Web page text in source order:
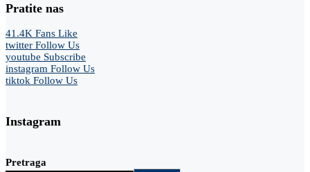
Pratite nas
41.4K Fans Like
twitter Follow Us
youtube Subscribe
instagram Follow Us
tiktok Follow Us
Instagram
Pretraga